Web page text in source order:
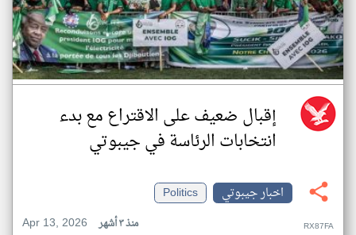
إقبال ضعيف على الاقتراع مع بدء
انتخابات الرئاسة في جيبوتي
اخبار جيبوتي
Politics
Apr 13, 2026
منذ ٣ أشهر RX87FA